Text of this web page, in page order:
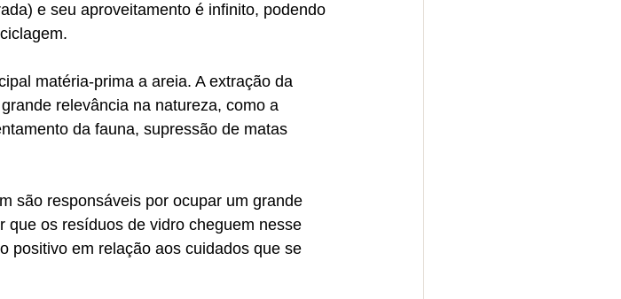
e seu aproveitamento é infinito, podendo
matéria-prima a areia. A extração da
relevância na natureza, como a
da fauna, supressão de matas
são responsáveis por ocupar um grande
que os resíduos de vidro cheguem nesse
positivo em relação aos cuidados que se